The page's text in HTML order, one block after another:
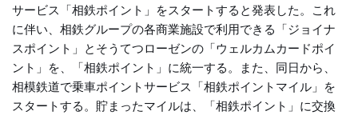
サービス「相鉄ポイント」をスタートすると発表した。これ
に伴い、相鉄グループの各商業施設で利用できる「ジョイナ
スポイント」とそうてつローゼンの「ウェルカムカードポイ
ント」を、「相鉄ポイント」に統一する。また、同日から、
相模鉄道で乗車ポイントサービス「相鉄ポイントマイル」を
スタートする。貯まったマイルは、「相鉄ポイント」に交換